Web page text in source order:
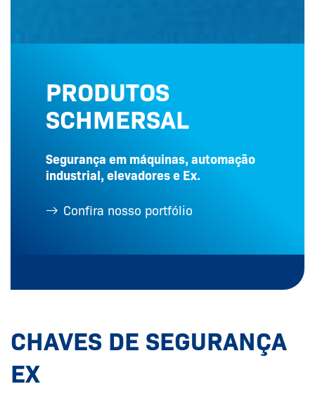
PRODUTOS
SCHMERSAL
Segurança em máquinas, automação
industrial, elevadores e Ex.
Confira nosso portfólio
CHAVES DE SEGURANÇA
EX